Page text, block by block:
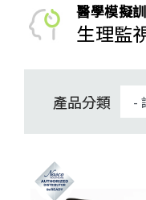
醫學模擬
生理監
產品分類